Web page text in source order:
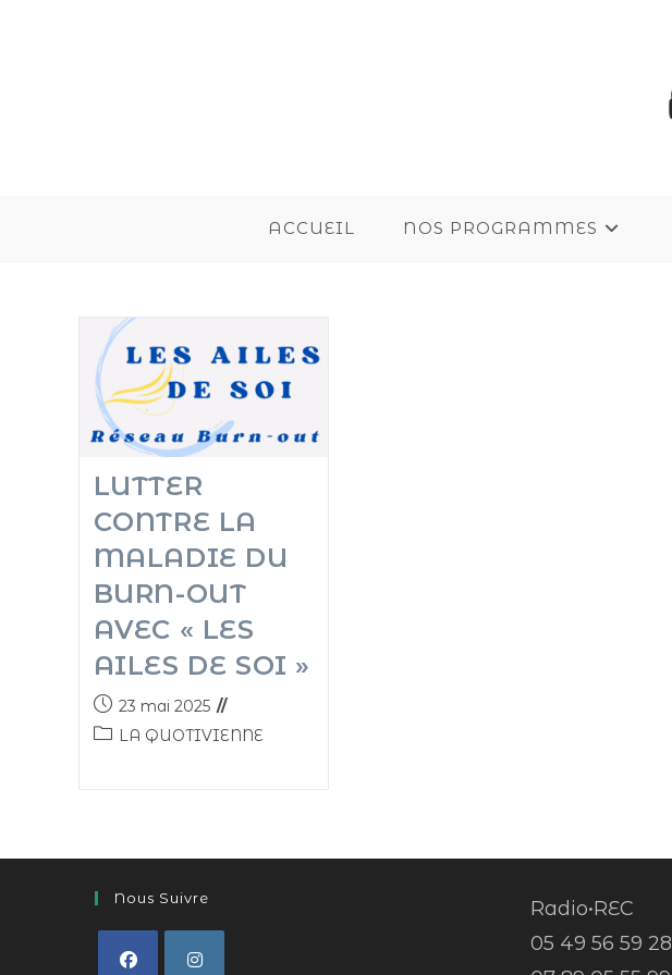
ACCUEIL NOS PROGRAMMES
LUTTER
CONTRE LA
MALADIE DU
BURN-OUT
AVEC « LES
AILES DE SOI »
23 mai 2025
LA QUOTIVIENNE
Nous Suivre
Radio•REC
05 49 56 59 28